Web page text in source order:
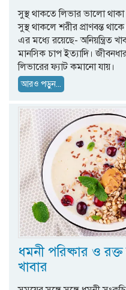
সুস্থ থাকতে লিভার ভালো
সুস্থ থাকলে শরীর প্রাণবন্ত
এর মধ্যে রয়েছে- অনিয়ন্ত্রিত
মানসিক চাপ ইত্যাদি।
লিভারের ফ্যাট কমানো যায়।
আরও পড়ুন...
ধমনী পরিষ্কার ও
খাবার